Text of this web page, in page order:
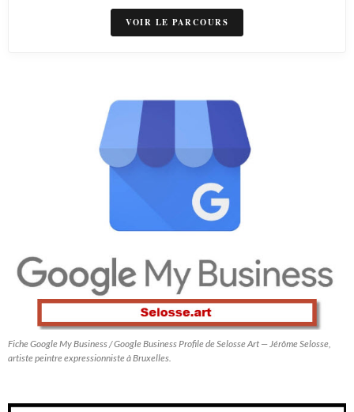
VOIR LE PARCOURS
Fiche Google My Business / Google Business Profile de Selosse Art — Jérôme Selosse,
artiste peintre expressionniste à Bruxelles.